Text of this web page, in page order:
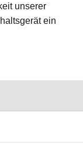
unserer
ein